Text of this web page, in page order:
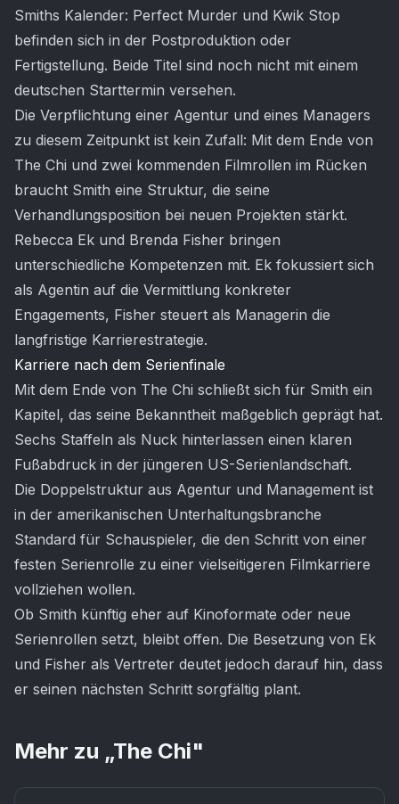
Smiths Kalender: Perfect Murder und Kwik Stop
befinden sich in der Postproduktion oder
Fertigstellung. Beide Titel sind noch nicht mit einem
deutschen Starttermin versehen.
Die Verpflichtung einer Agentur und eines Managers
zu diesem Zeitpunkt ist kein Zufall: Mit dem Ende von
The Chi und zwei kommenden Filmrollen im Rücken
braucht Smith eine Struktur, die seine
Verhandlungsposition bei neuen Projekten stärkt.
Rebecca Ek und Brenda Fisher bringen
unterschiedliche Kompetenzen mit. Ek fokussiert sich
als Agentin auf die Vermittlung konkreter
Engagements, Fisher steuert als Managerin die
langfristige Karrierestrategie.
Karriere nach dem Serienfinale
Mit dem Ende von The Chi schließt sich für Smith ein
Kapitel, das seine Bekanntheit maßgeblich geprägt hat.
Sechs Staffeln als Nuck hinterlassen einen klaren
Fußabdruck in der jüngeren US-Serienlandschaft.
Die Doppelstruktur aus Agentur und Management ist
in der amerikanischen Unterhaltungsbranche
Standard für Schauspieler, die den Schritt von einer
festen Serienrolle zu einer vielseitigeren Filmkarriere
vollziehen wollen.
Ob Smith künftig eher auf Kinoformate oder neue
Serienrollen setzt, bleibt offen. Die Besetzung von Ek
und Fisher als Vertreter deutet jedoch darauf hin, dass
er seinen nächsten Schritt sorgfältig plant.
Mehr zu „The Chi"